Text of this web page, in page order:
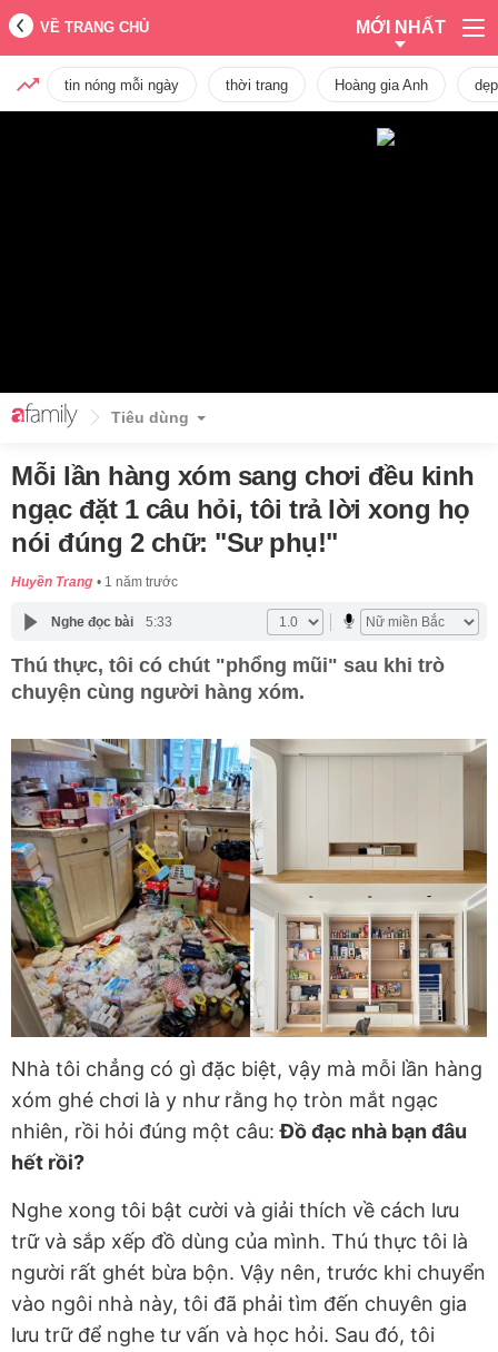
VỀ TRANG CHỦ MỚI NHẤT
tin nóng mỗi ngày thời trang Hoàng gia Anh dẹp
Tiêu dùng
Mỗi lần hàng xóm sang chơi đều kinh
ngạc đặt 1 câu hỏi, tôi trả lời xong họ
nói đúng 2 chữ: "Sư phụ!"
Huyền Trang 1 năm trước
Nghe đọc bài 5:33
Thú thực, tôi có chút "phổng mũi" sau khi trò
chuyện cùng người hàng xóm.
Nhà tôi chẳng có gì đặc biệt, vậy mà mỗi lần hàng
xóm ghé chơi là y như rằng họ tròn mắt ngạc
nhiên, rồi hỏi đúng một câu:Đồ đạc nhà bạn đâu
hết rồi?
Nghe xong tôi bật cười và giải thích về cách lưu
trữ và sắp xếp đồ dùng của mình. Thú thực tôi là
người rất ghét bừa bộn. Vậy nên, trước khi chuyển
vào ngôi nhà này, tôi đã phải tìm đến chuyên gia
lưu trữ để nghe tư vấn và học hỏi. Sau đó, tôi